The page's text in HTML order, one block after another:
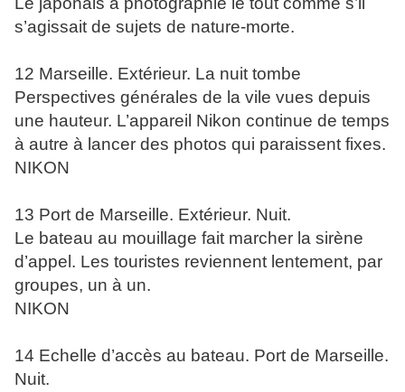
s’agissait de sujets de nature-morte.
12 Marseille. Extérieur. La nuit tombe
Perspectives générales de la vile vues depuis
une hauteur. L’appareil Nikon continue de temps
à autre à lancer des photos qui paraissent fixes.
NIKON
13 Port de Marseille. Extérieur. Nuit.
Le bateau au mouillage fait marcher la sirène
d’appel. Les touristes reviennent lentement, par
groupes, un à un.
NIKON
14 Echelle d’accès au bateau. Port de Marseille.
Nuit.